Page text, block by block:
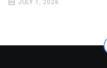
JULY 1, 2026